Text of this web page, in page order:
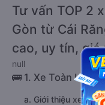
Tư vấn TOP 2
Gòn từ Cái
cao, uy tín, giá
null
🚌 1. Xe Toàn Khải
a. Giới thiệu xe Toàn